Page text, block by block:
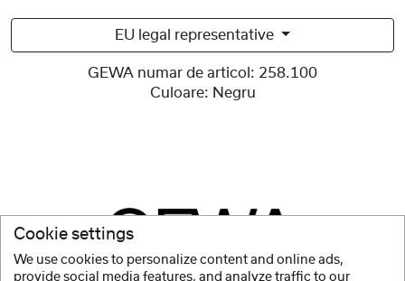
EU legal representative
GEWA numar de articol: 258.100
Culoare: Negru
Cookie settings
We use cookies to personalize content and online ads,
provide social media features, and analyze traffic to our